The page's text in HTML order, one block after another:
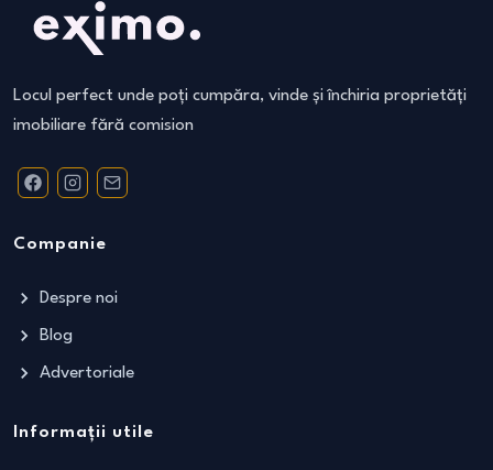
Locul perfect unde poți cumpăra, vinde și închiria proprietăți
imobiliare fără comision
Companie
Despre noi
Blog
Advertoriale
Informații utile